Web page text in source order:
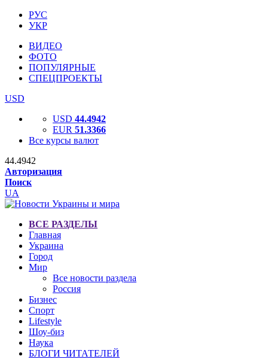
РУС
УКР
ВИДЕО
ФОТО
ПОПУЛЯРНЫЕ
СПЕЦПРОЕКТЫ
USD
USD 44.4942
EUR 51.3366
Все курсы валют
44.4942
Авторизация
Поиск
UA
ВСЕ РАЗДЕЛЫ
Главная
Украина
Город
Мир
Все новости раздела
Россия
Бизнес
Спорт
Lifestyle
Шоу-биз
Наука
БЛОГИ ЧИТАТЕЛЕЙ